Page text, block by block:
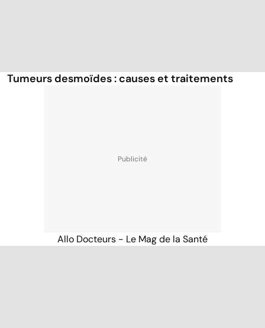
Tumeurs desmoïdes : causes et traitements
Allo Docteurs - Le Mag de la Santé